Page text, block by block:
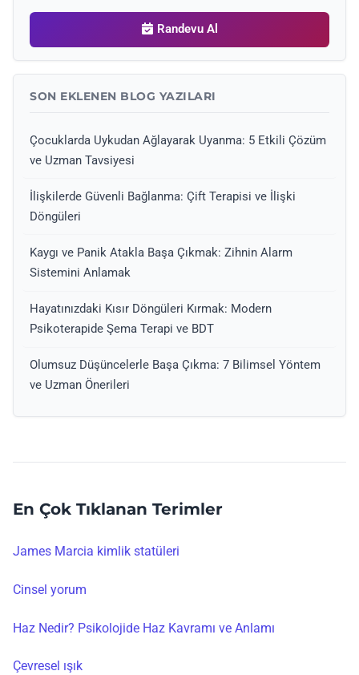
Randevu Al
SON EKLENEN BLOG YAZILARI
Çocuklarda Uykudan Ağlayarak Uyanma: 5 Etkili Çözüm
ve Uzman Tavsiyesi
İlişkilerde Güvenli Bağlanma: Çift Terapisi ve İlişki
Döngüleri
Kaygı ve Panik Atakla Başa Çıkmak: Zihnin Alarm
Sistemini Anlamak
Hayatınızdaki Kısır Döngüleri Kırmak: Modern
Psikoterapide Şema Terapi ve BDT
Olumsuz Düşüncelerle Başa Çıkma: 7 Bilimsel Yöntem
ve Uzman Önerileri
En Çok Tıklanan Terimler
James Marcia kimlik statüleri
Cinsel yorum
Haz Nedir? Psikolojide Haz Kavramı ve Anlamı
Çevresel ışık